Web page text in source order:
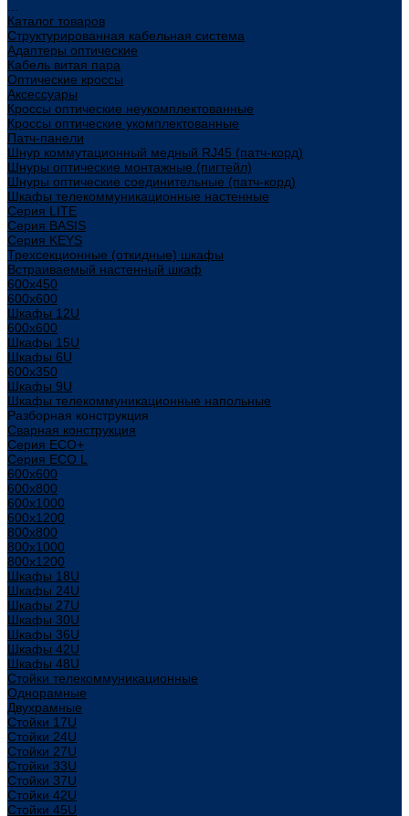
Каталог товаров
Структурированная кабельная система
Адаптеры оптические
Кабель витая пара
Оптические кроссы
Аксессуары
Кроссы оптические неукомплектованные
Кроссы оптические укомплектованные
Патч-панели
Шнур коммутационный медный RJ45 (патч-корд)
Шнуры оптические монтажные (пигтейл)
Шнуры оптические соединительные (патч-корд)
Шкафы телекоммуникационные настенные
Cерия LITE
Cерия BASIS
Cерия KEYS
Трехсекционные (откидные) шкафы
Встраиваемый настенный шкаф
600x450
600x600
Шкафы 12U
600x600
Шкафы 15U
Шкафы 6U
600x350
Шкафы 9U
Шкафы телекоммуникационные напольные
Разборная конструкция
Сварная конструкция
Серия ECO+
Серия ECO L
600x600
600x800
600х1000
600х1200
800x800
800х1000
800х1200
Шкафы 18U
Шкафы 24U
Шкафы 27U
Шкафы 30U
Шкафы 36U
Шкафы 42U
Шкафы 48U
Стойки телекоммуникационные
Однорамные
Двухрамные
Стойки 17U
Стойки 24U
Стойки 27U
Стойки 33U
Стойки 37U
Стойки 42U
Стойки 45U